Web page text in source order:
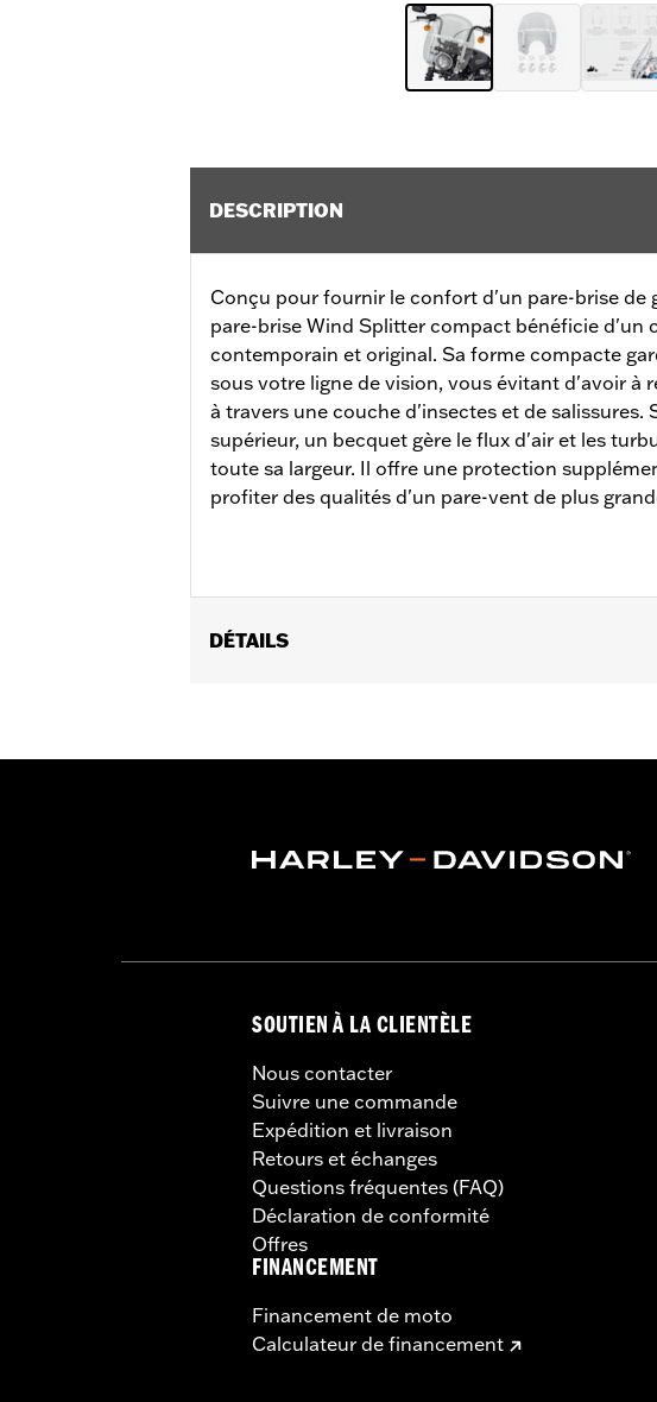
DESCRIPTION
Conçu pour fournir le confort d'un pare-brise de
pare-brise Wind Splitter compact bénéficie d'un
contemporain et original. Sa forme compacte
sous votre ligne de vision, vous évitant d'avoir à
à travers une couche d'insectes et de salissures.
supérieur, un becquet gère le flux d'air et les
toute sa largeur. Il offre une protection
profiter des qualités d'un pare-vent de plus
DÉTAILS
Instructions d’installation
Dans la boîte:Inclut l'écran en polycarbonate à
Unité de mesure de hauteur totale du pare-brise:
SOUTIEN À LA CLIENTÈLE
Nous contacter
Suivre une commande
Expédition et livraison
Retours et échanges
Questions fréquentes (FAQ)
Déclaration de conformité
Offres
FINANCEMENT
Financement de moto
Calculateur de financement